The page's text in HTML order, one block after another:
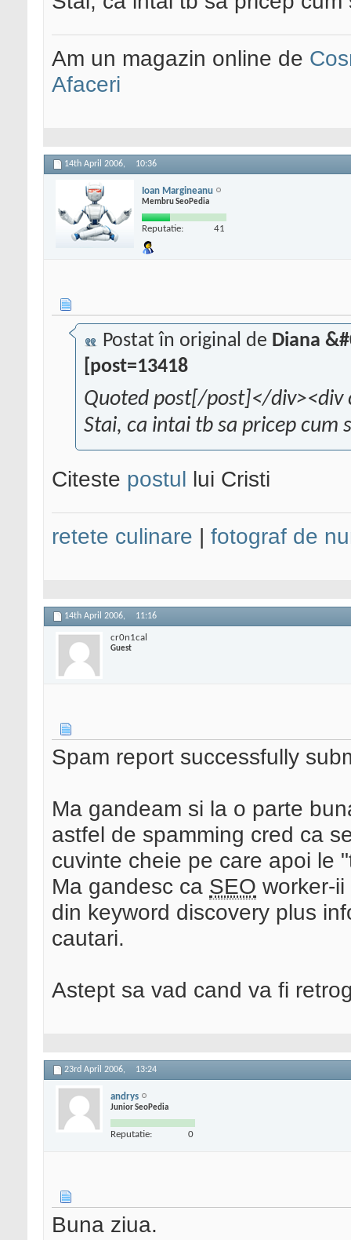
Am un magazin online de
Afaceri
14th April 2006, 10:36
Ioan Margineanu
Membru SeoPedia
Reputatie: 41
Postat în original de Diana
[post=13418
Quoted post[/post]</div><div
Stai, ca intai tb sa pricep cum
Citeste postul lui Cristi
retete culinare | fotograf de
14th April 2006, 11:16
cr0n1cal
Guest
Spam report successfully
Ma gandeam si la o parte
astfel de spamming cred ca
cuvinte cheie pe care apoi le
Ma gandesc ca SEO worker-
din keyword discovery plus
cautari.
Astept sa vad cand va fi
23rd April 2006, 13:24
andrys
Junior SeoPedia
Reputatie: 0
Buna ziua.